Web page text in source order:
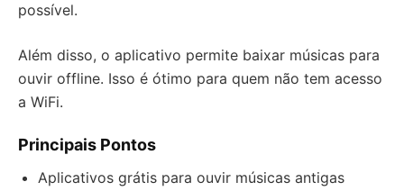
possível.
Além disso, o aplicativo permite baixar músicas para
ouvir offline. Isso é ótimo para quem não tem acesso
a WiFi.
Principais Pontos
Aplicativos grátis para ouvir músicas antigas